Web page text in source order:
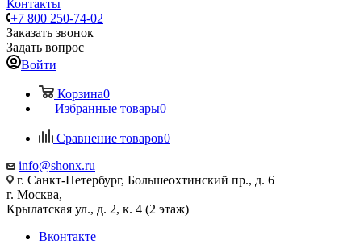
Контакты
+7 800 250-74-02
Заказать звонок
Задать вопрос
Войти
Корзина0
Избранные товары0
Сравнение товаров0
info@shonx.ru
г. Санкт-Петербург, Большеохтинский пр., д. 6
г. Москва,
Крылатская ул., д. 2, к. 4 (2 этаж)
Вконтакте